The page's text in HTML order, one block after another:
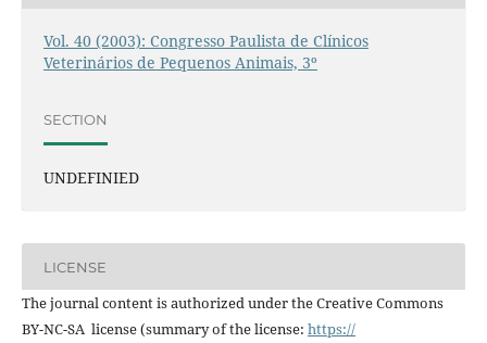
Vol. 40 (2003): Congresso Paulista de Clínicos
Veterinários de Pequenos Animais, 3º
SECTION
UNDEFINIED
LICENSE
The journal content is authorized under the Creative Commons
BY-NC-SA license (summary of the license: https://